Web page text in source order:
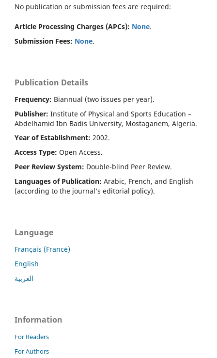
No publication or submission fees are required:
Article Processing Charges (APCs): None.
Submission Fees: None.
Publication Details
Frequency: Biannual (two issues per year).
Publisher: Institute of Physical and Sports Education –
Abdelhamid Ibn Badis University, Mostaganem, Algeria.
Year of Establishment: 2002.
Access Type: Open Access.
Peer Review System: Double-blind Peer Review.
Languages of Publication: Arabic, French, and English
(according to the journal’s editorial policy).
Language
Français (France)
English
العربية
Information
For Readers
For Authors